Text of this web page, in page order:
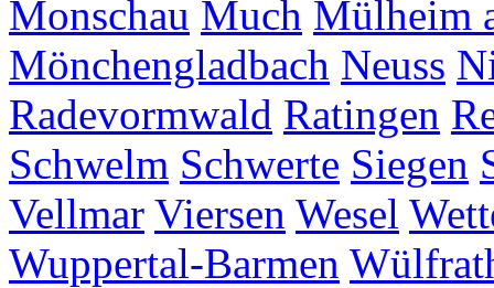
Monschau Much Mülheim
Mönchengladbach Neuss
Radevormwald Ratingen
Schwelm Schwerte Siegen
Vellmar Viersen Wesel
Wuppertal-Barmen